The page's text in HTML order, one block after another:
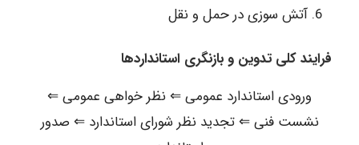
آتش سوزی در حمل و نقل
فرایند کلی تدوین و بازنگری استانداردها
ورودی استاندارد عمومی ⇐ نظر خواهی عمومی ⇐
نشست فنی ⇐ تجدید نظر شورای استاندارد ⇐ صدور